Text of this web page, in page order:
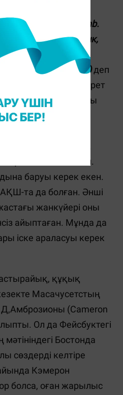
келіп, өз туиттер
ready with my Bomb.
Bitch» («Пинк,
Рода Лейвер
уақыты келді»)деп
аватарындағы сурет
Жазба авторы
жазбасын әйгілі
әнімен
айтып ақталады.
фанат босатылған.
баруы керек екен.
та да болған. Әнші
жанкүйері оны
айыптаған. Мұнда да
іске араласуы керек
құқық
Масачусетстың
Д,Амброзионы (Cameron
Ол да Фейсбуктегі
Бостонда
сөздерді келтіре
Кэмерон
болса, оған жарылыс